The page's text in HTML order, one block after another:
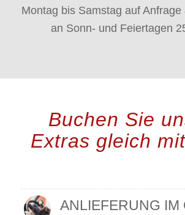
Montag bis Samstag auf Anfrage
an Sonn- und Feiertagen
Buchen Sie
Extras gleich
ANLIEFERUNG IM